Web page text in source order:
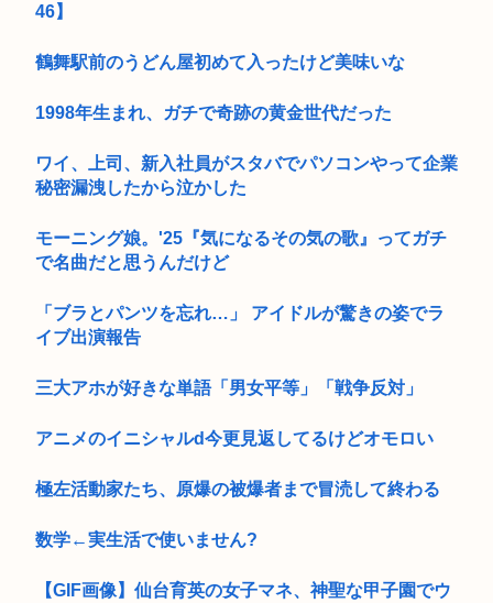
46】
鶴舞駅前のうどん屋初めて入ったけど美味いな
1998年生まれ、ガチで奇跡の黄金世代だった
ワイ、上司、新入社員がスタバでパソコンやって企業
秘密漏洩したから泣かした
モーニング娘。'25『気になるその気の歌』ってガチ
で名曲だと思うんだけど
「ブラとパンツを忘れ…」 アイドルが驚きの姿でラ
イブ出演報告
三大アホが好きな単語「男女平等」「戦争反対」
アニメのイニシャルd今更見返してるけどオモロい
極左活動家たち、原爆の被爆者まで冒涜して終わる
数学←実生活で使いません?
【GIF画像】仙台育英の女子マネ、神聖な甲子園でウ